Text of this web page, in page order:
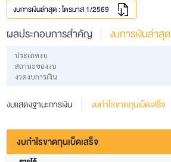
งบการเงินล่าสุด : ไตรมาส 1/2569
ผลประกอบการสำคัญ งบการเงินล่าสุด
ประเภทงบ
สถานะของงบ
งวดงบการเงิน
งบแสดงฐานะการเงิน งบกำไรขาดทุนเบ็ดเสร็จ
งบกำไรขาดทุนเบ็ดเสร็จ